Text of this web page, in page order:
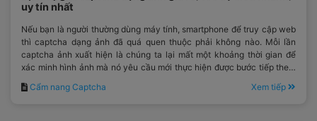
uy tín nhất
Nếu bạn là người thường dùng máy tính, smartphone để truy cập web
thì captcha dạng ảnh đã quá quen thuộc phải không nào. Mỗi lần
captcha ảnh xuất hiện là chúng ta lại mất một khoảng thời gian để
xác minh hình ảnh mà nó yêu cầu mới thực hiện được bước tiếp theo.
theo dõi bài viết sau đây của
để có thông tin.
Cẩm nang Captcha Xem tiếp